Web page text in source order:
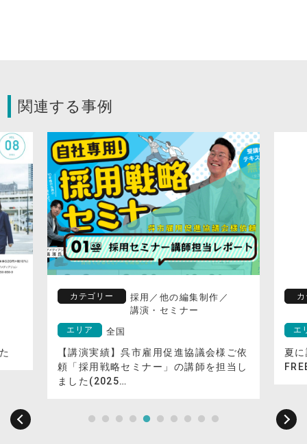
関連する事例
依
カテゴリー 採用 ／ 他の編集制作 ／
講演・セミナー
エリア 全国
夏に読みたくなる観光情報誌「るるぶ
FREE夏/秋号」
エ
株